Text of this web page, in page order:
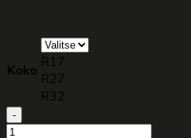
Koko R17
R27
R32